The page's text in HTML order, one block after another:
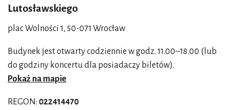
Lutosławskiego
plac Wolności 1, 50-071 Wrocław
Budynek jest otwarty codziennie w godz. 11.00–18.00 (lub
do godziny koncertu dla posiadaczy biletów).
Pokaż na mapie
REGON: 022414470